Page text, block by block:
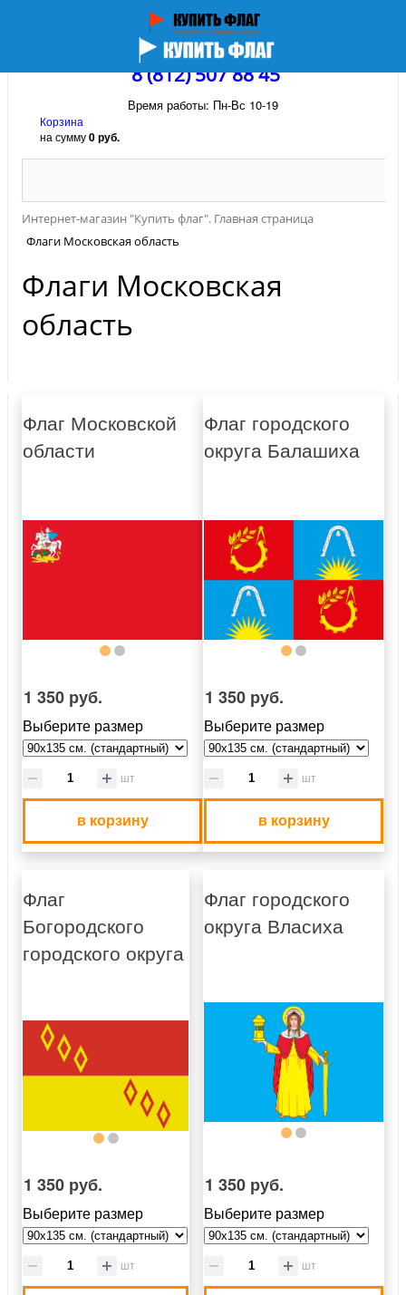
8 (812) 507 88 45
Время работы: Пн-Вс 10-19
Корзина
на сумму0 руб.
Интернет-магазин "Купить флаг". Главная страница
Флаги Московская область
Флаги Московская
область
Флаг Московской
области
1 350 руб.
Выберите размер
шт
в корзину
Флаг городского
округа Балашиха
1 350 руб.
Выберите размер
шт
в корзину
Флаг
Богородского
городского округа
1 350 руб.
Выберите размер
шт
Флаг городского
округа Власиха
1 350 руб.
Выберите размер
шт